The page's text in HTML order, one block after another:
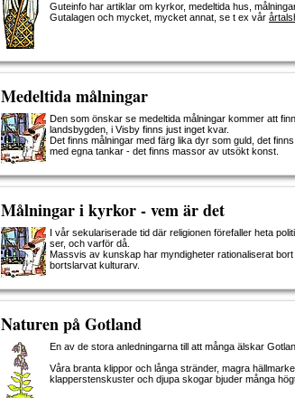
Guteinfo har artiklar om kyrkor, medeltida hus,
Gutalagen och mycket, mycket annat, se t ex vår
Medeltida målningar
Den som önskar se medeltida målningar kommer att
landsbygden, i Visby finns just inget kvar.
Det finns målningar med färg lika dyr som guld, det
med egna tankar - det finns massor av utsökt konst.
Målningar i kyrkor - vem är det
I vår sekulariserade tid där religionen förefaller heta
ser, och varför då.
Massvis av kunskap har myndigheter rationaliserat
bortslarvat kulturarv.
Naturen på Gotland
En av de stora anledningarna till att många älskar
Våra branta klippor och långa stränder, magra
klapperstenskuster och djupa skogar bjuder många